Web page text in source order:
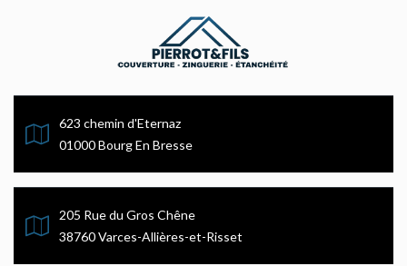
623 chemin d'Eternaz
01000 Bourg En Bresse
205 Rue du Gros Chêne
38760 Varces-Allières-et-Risset